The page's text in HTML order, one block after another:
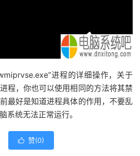
进程的详细操作，关于
程，你也可以使用相同的方法将其禁
最好是知道进程具体的作用，不要乱
系统无法正常运行。
 赞(0)